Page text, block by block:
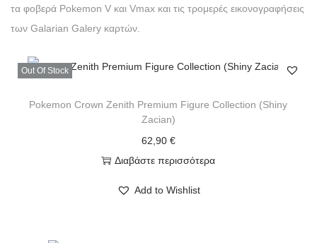
τα φοβερά Pokemon V και Vmax και τις τρομερές εικονογραφήσεις
των Galarian Galery καρτών.
Out Of Stock
Pokemon Crown Zenith Premium Figure Collection (Shiny
Zacian)
62,90 €
Διαβάστε περισσότερα
Add to Wishlist